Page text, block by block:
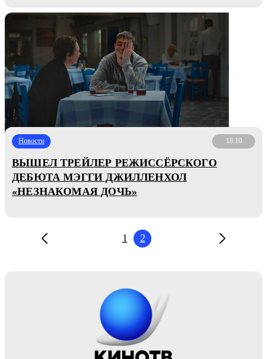
Новости 18.10
ВЫШЕЛ ТРЕЙЛЕР РЕЖИССЁРСКОГО
ДЕБЮТА МЭГГИ ДЖИЛЛЕНХОЛ
«НЕЗНАКОМАЯ ДОЧЬ»
1 2